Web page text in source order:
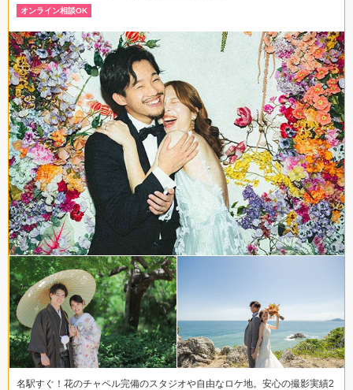
オンライン相談OK
名駅すぐ！花のチャペル完備のスタジオや自由なロケ地。安心の撮影実績2